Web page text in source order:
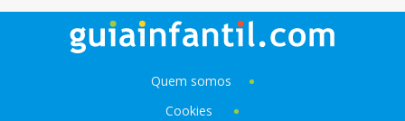
Quem somos
Cookies